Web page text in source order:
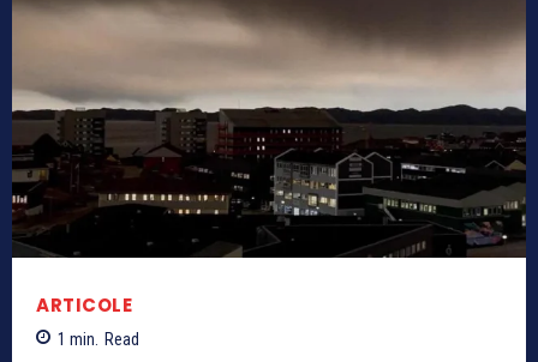
ARTICOLE
1 min. Read